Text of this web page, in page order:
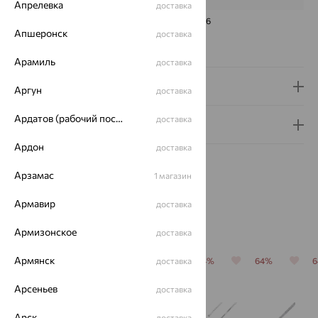
3/6
Доставка и оплата
Гарантия и возврат
64% 64% 64%
Апрелевка доставка
Апшеронск доставка
Арамиль доставка
Аргун доставка
Ардатов (рабочий поселок) доставка
Ардон доставка
Арзамас 1 магазин
Армавир доставка
Армизонское доставка
Армянск доставка
Арсеньев доставка